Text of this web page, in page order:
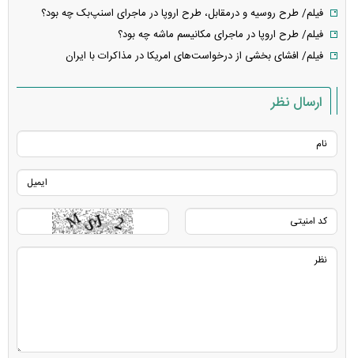
فیلم/ طرح روسیه و درمقابل، طرح اروپا در ماجرای اسنپ‌بک چه بود؟
فیلم/ طرح اروپا در ماجرای مکانیسم ماشه چه بود؟
فیلم/ افشای بخشی از درخواست‌های امریکا در مذاکرات با ایران
ارسال نظر